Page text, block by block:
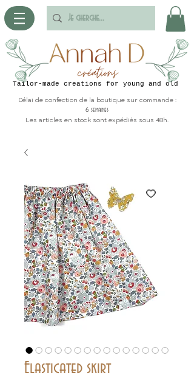
Tailor-made creations for young and old
Délai de confection de la boutique sur commande :
6 semaines
Les articles en stock sont expédiés sous 48h.
Elasticated skirt